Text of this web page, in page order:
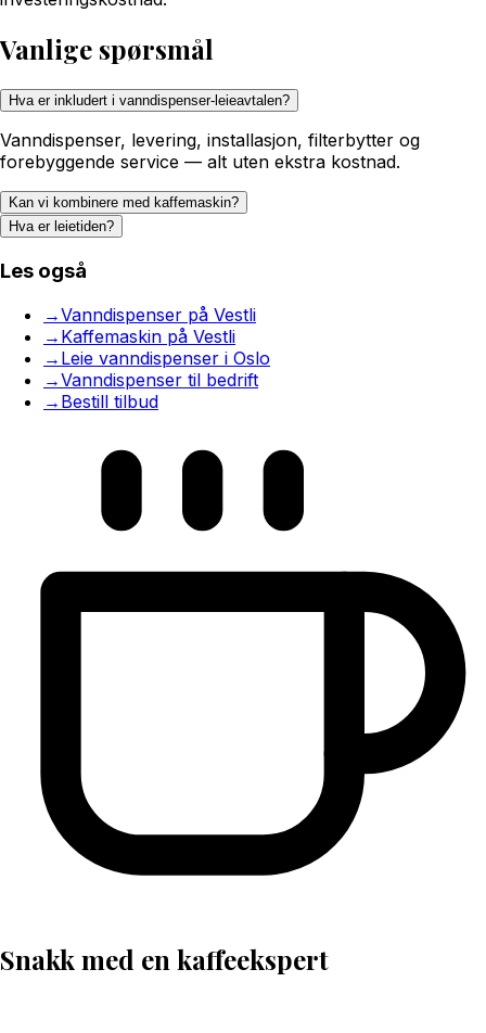
Vanlige spørsmål
Hva er inkludert i vanndispenser-leieavtalen?
Vanndispenser, levering, installasjon, filterbytter og
forebyggende service — alt uten ekstra kostnad.
Kan vi kombinere med kaffemaskin?
Hva er leietiden?
Les også
→Vanndispenser på Vestli
→ Kaffemaskin på Vestli
→ Leie vanndispenser i Oslo
→Vanndispenser til bedrift
→ Bestill tilbud
Snakk med en kaffeekspert